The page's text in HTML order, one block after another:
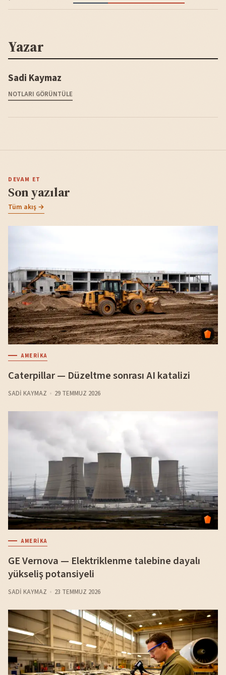
Yazar
Sadi Kaymaz
NOTLARI GÖRÜNTÜLE
DEVAM ET
Son yazılar
Tüm akış →
AMERIKA
Caterpillar — Düzeltme sonrası AI katalizi
SADI KAYMAZ 29 TEMMUZ 2026
AMERIKA
GE Vernova — Elektriklenme talebine dayalı
yükseliş potansiyeli
SADI KAYMAZ 23 TEMMUZ 2026